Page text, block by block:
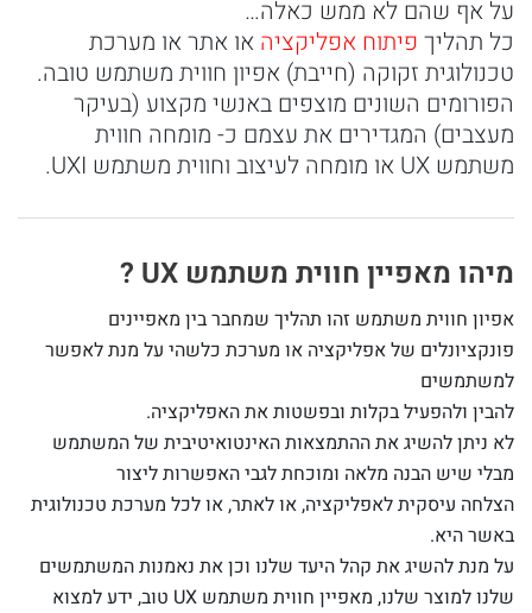
על אף שהם לא ממש כאלה…
כל תהליך פיתוח אפליקציה או אתר או מערכת
טכנולוגית זקוקה (חייבת) אפיון חווית משתמש טובה.
הפורומים השונים מוצפים באנשי מקצוע (בעיקר
מעצבים) המגדירים את עצמם כ- מומחה חווית
משתמש UX או מומחה לעיצוב וחווית משתמש UXI.
מיהו מאפיין חווית משתמש UX ?
אפיון חווית משתמש זהו תהליך שמחבר בין מאפיינים
פונקציונלים של אפליקציה או מערכת כלשהי על מנת לאפשר
למשתמשים
להבין ולהפעיל בקלות ובפשטות את האפליקציה.
לא ניתן להשיג את ההתמצאות האינטואיטיבית של המשתמש
מבלי שיש הבנה מלאה ומוכחת לגבי האפשרות ליצור
הצלחה עיסקית לאפליקציה, או לאתר, או לכל מערכת טכנולוגית
באשר היא.
על מנת להשיג את קהל היעד שלנו וכן את נאמנות המשתמשים
שלנו למוצר שלנו, מאפיין חווית משתמש UX טוב, ידע למצוא